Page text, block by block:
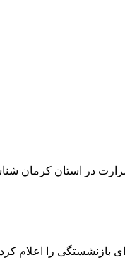
بازنشستگی را اعلام